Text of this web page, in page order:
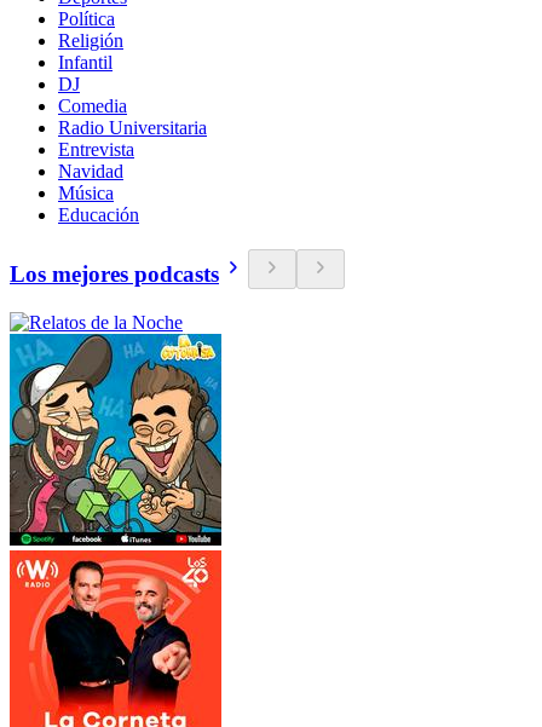
Política
Religión
Infantil
DJ
Comedia
Radio Universitaria
Entrevista
Navidad
Música
Educación
Los mejores podcasts